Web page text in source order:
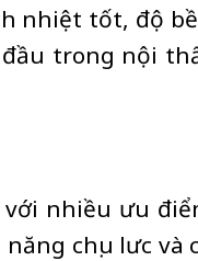
nhiệt tốt, độ
đầu trong nội
với nhiều ưu
chịu lưc và